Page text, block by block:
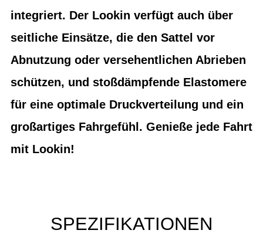
integriert. Der Lookin verfügt auch über
seitliche Einsätze, die den Sattel vor
Abnutzung oder versehentlichen Abrieben
schützen, und stoßdämpfende Elastomere
für eine optimale Druckverteilung und ein
großartiges Fahrgefühl. Genieße jede Fahrt
mit Lookin!
SPEZIFIKATIONEN